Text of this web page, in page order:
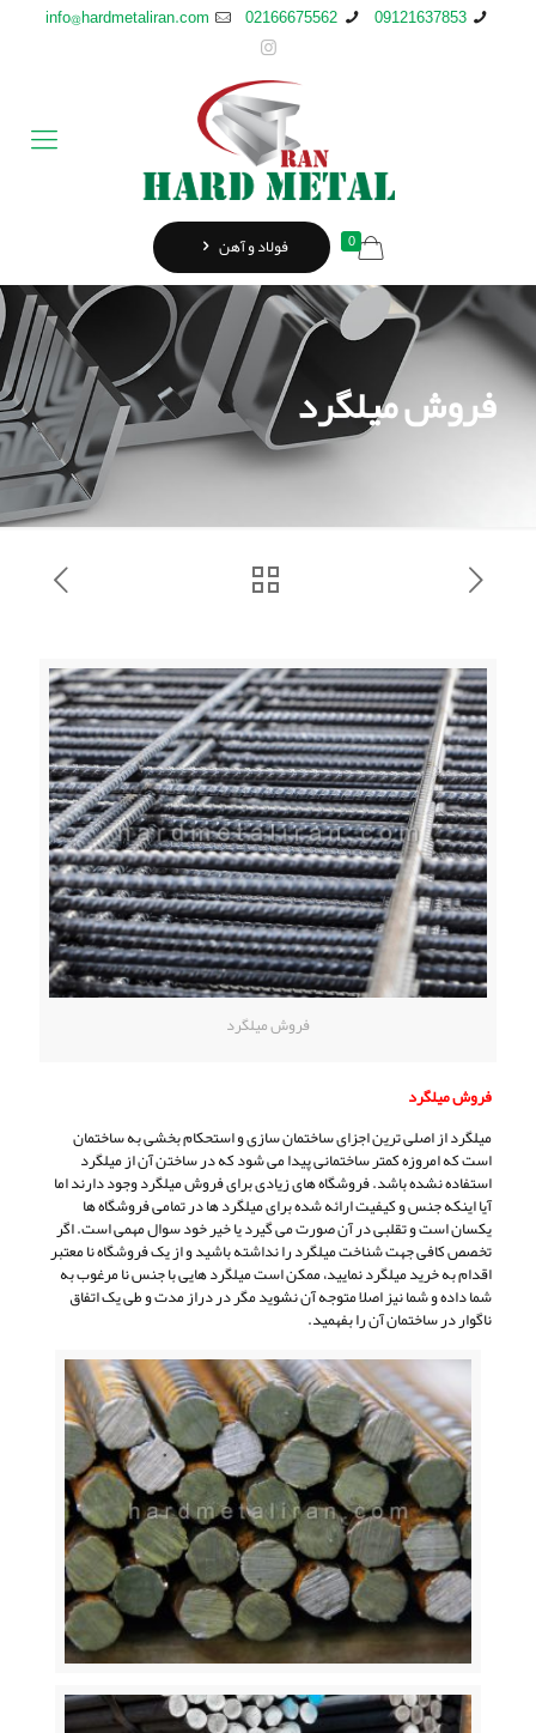
09121637853
02166675562
info@hardmetaliran.com
0 فولاد و آهن
فروش میلگرد
فروش میلگرد
فروش میلگرد
میلگرد از اصلی ترین اجزای ساختمان سازی و استحکام بخشی به ساختمان
است که امروزه کمتر ساختمانی پیدا می شود که در ساختن آن از میلگرد
استفاده نشده باشد. فروشگاه های زیادی برای فروش میلگرد وجود دارند اما
آیا اینکه جنس و کیفیت ارائه شده برای میلگرد ها در تمامی فروشگاه ها
یکسان است و تقلبی در آن صورت می گیرد یا خیر خود سوال مهمی است. اگر
تخصص کافی جهت شناخت میلگرد را نداشته باشید و از یک فروشگاه نا معتبر
اقدام به خرید میلگرد نمایید، ممکن است میلگرد هایی با جنس نا مرغوب به
شما داده و شما نیز اصلا متوجه آن نشوید مگر در دراز مدت و طی یک اتفاق
ناگوار در ساختمان آن را بفهمید.